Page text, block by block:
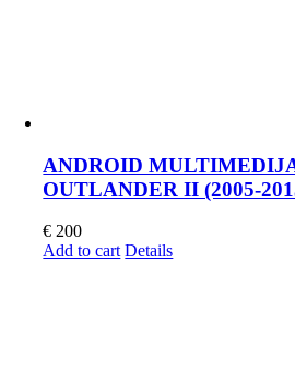
ANDROID
OUTLANDER II (2005-
€ 200
Add to cart Details